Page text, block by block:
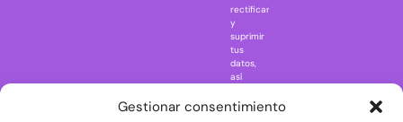
Gestionar consentimiento
Rick and
rectificar
y
suprimir
tus
datos,
así
ejercer